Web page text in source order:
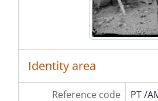
[Series] Álbuns de
[Series] Livros de
Identity area
Reference code
PT /